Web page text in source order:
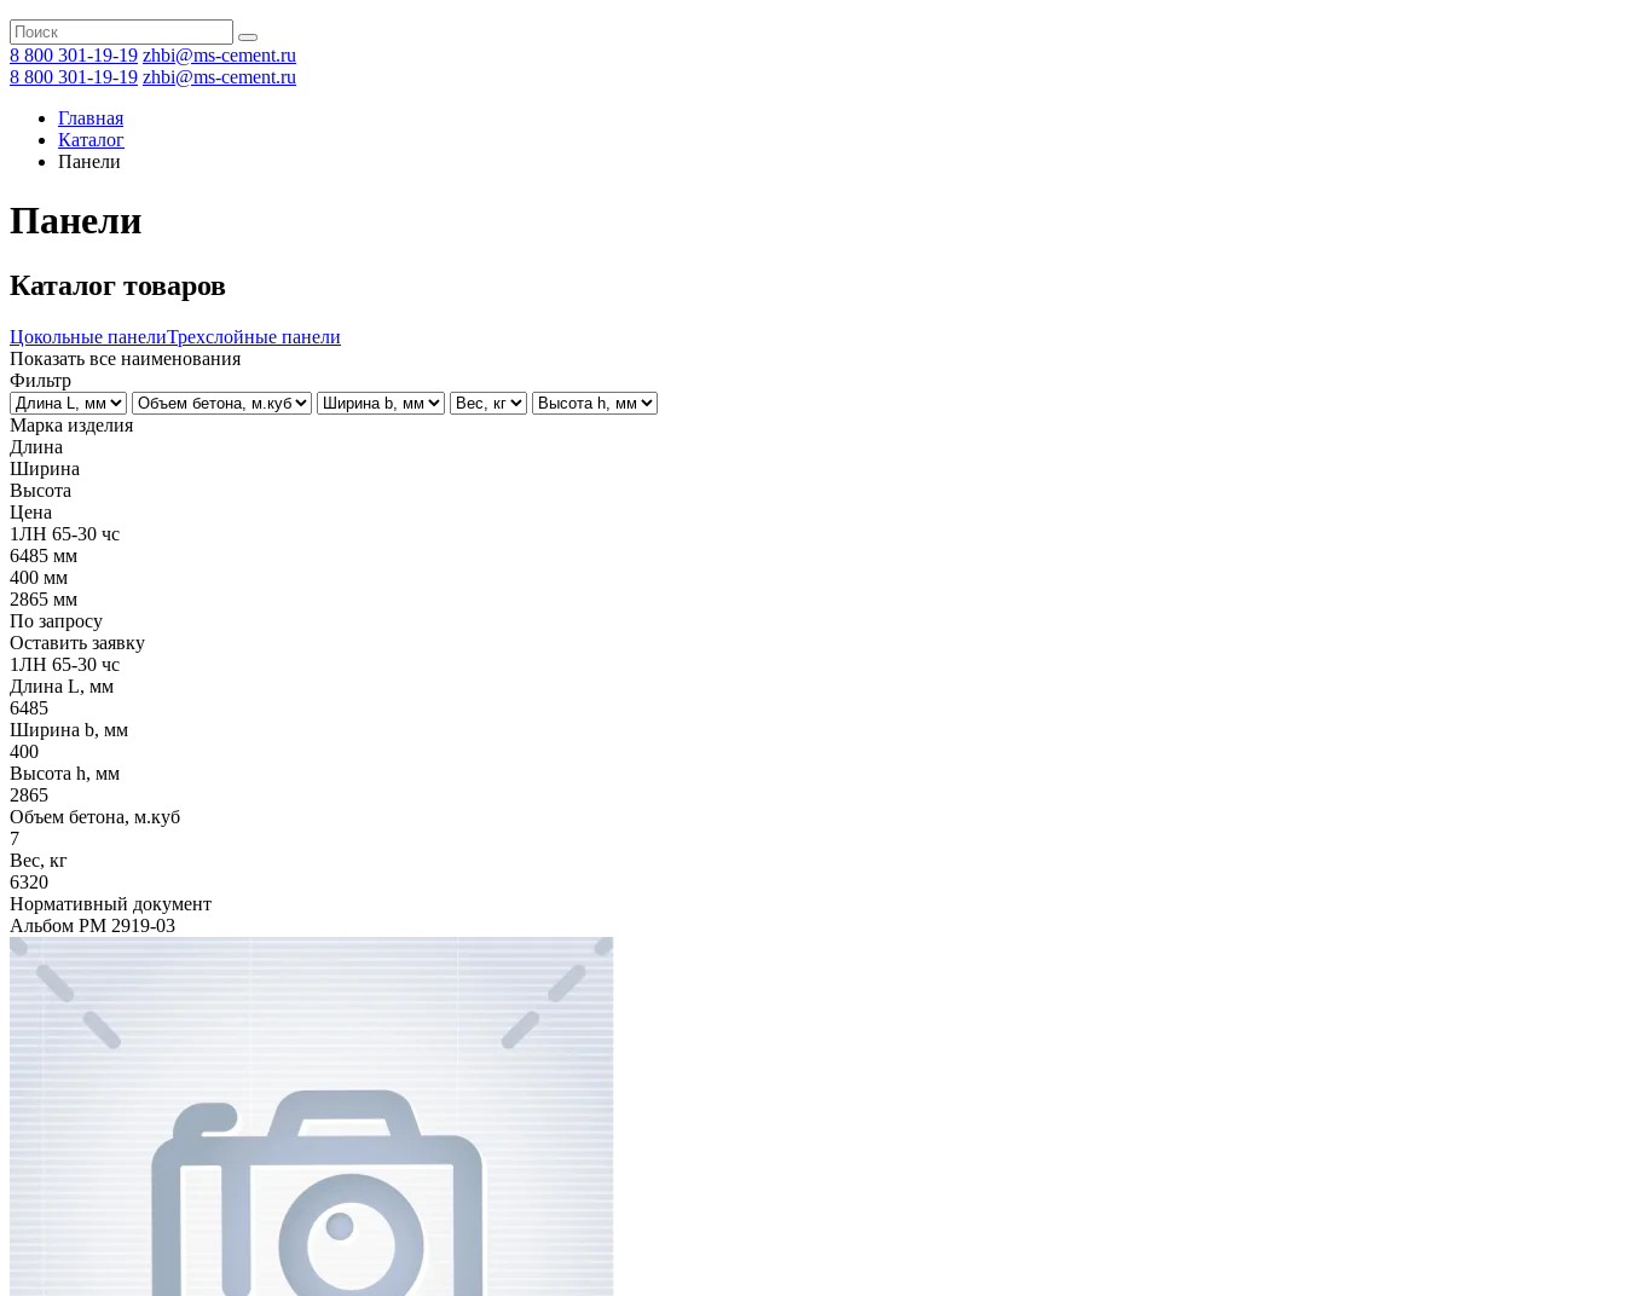
8 800 301-19-19 zhbi@ms-cement.ru
8 800 301-19-19 zhbi@ms-cement.ru
Главная
Каталог
Панели
Панели
Каталог товаров
Цокольные панелиТрехслойные панели
Показать все наименования
Фильтр
Марка изделия
Длина
Ширина
Высота
Цена
1ЛН 65-30 чс
6485 мм
400 мм
2865 мм
По запросу
Оставить заявку
1ЛН 65-30 чс
Длина L, мм
6485
Ширина b, мм
400
Высота h, мм
2865
Объем бетона, м.куб
7
Вес, кг
6320
Нормативный документ
Альбом РМ 2919-03